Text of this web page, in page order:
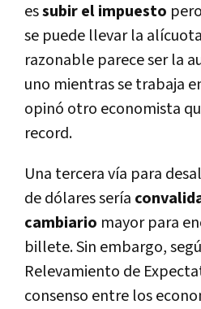
essubir el impuesto
se puede llevar la
razonable parece ser la
uno mientras se trabaja
opinó otro economista
record.
Una tercera vía para
de dólares sería
cambiario mayor para
billete. Sin embargo,
Relevamiento de
consenso entre los